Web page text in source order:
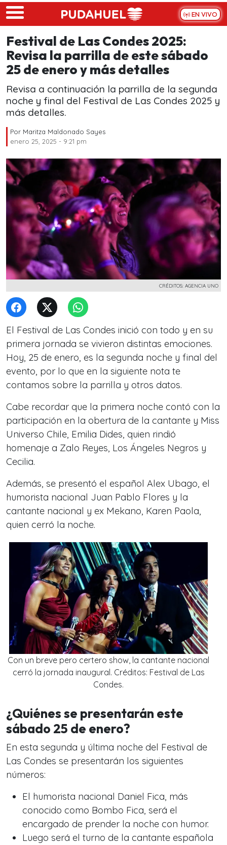
Skip to main content
EN VIVO
Festival de Las Condes 2025:
Revisa la parrilla de este sábado
25 de enero y más detalles
Revisa a continuación la parrilla de la segunda
noche y final del Festival de Las Condes 2025 y
más detalles.
Por Maritza Maldonado Sayes
enero 25, 2025 - 9:21 pm
CRÉDITOS: AGENCIA UNO
El Festival de Las Condes inició con todo y en su
primera jornada se vivieron distintas emociones.
Hoy, 25 de enero, es la segunda noche y final del
evento, por lo que en la siguiente nota te
contamos sobre la parrilla y otros datos.
Cabe recordar que la primera noche contó con la
participación en la obertura de la cantante y Miss
Universo Chile, Emilia Dides, quien rindió
homenaje a Zalo Reyes, Los Ángeles Negros y
Cecilia.
Además, se presentó el español Alex Ubago, el
humorista nacional Juan Pablo Flores y la
cantante nacional y ex Mekano, Karen Paola,
quien cerró la noche.
Con un breve pero certero show, la cantante nacional
cerró la jornada inaugural. Créditos: Festival de Las
Condes.
¿Quiénes se presentarán este
sábado 25 de enero?
En esta segunda y última noche del Festival de
Las Condes se presentarán los siguientes
números:
El humorista nacional Daniel Fica, más
conocido como Bombo Fica, será el
encargado de prender la noche con humor.
Luego será el turno de la cantante española